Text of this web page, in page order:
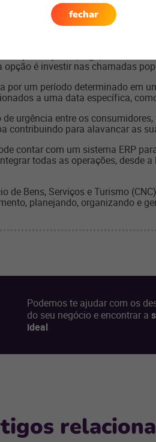
ganha ainda mais força.
com 2017, de acordo com um
as promoções e, logo, a
opção é investir nas chamadas
por um período determinado em
a uma data específica,
urgência entre os
contribuindo para alavancar as
contar com um sistema ERP
todas as operações, desde
de Bens, Serviços e Turismo (CNC)
planejando, organizando e
Podemos te ajudar com os
do seu negócio e encontrar a
ideal
fechar